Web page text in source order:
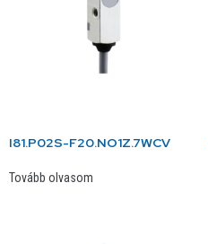
I81.P02S-F20.NO1Z.7WCV
Tovább olvasom